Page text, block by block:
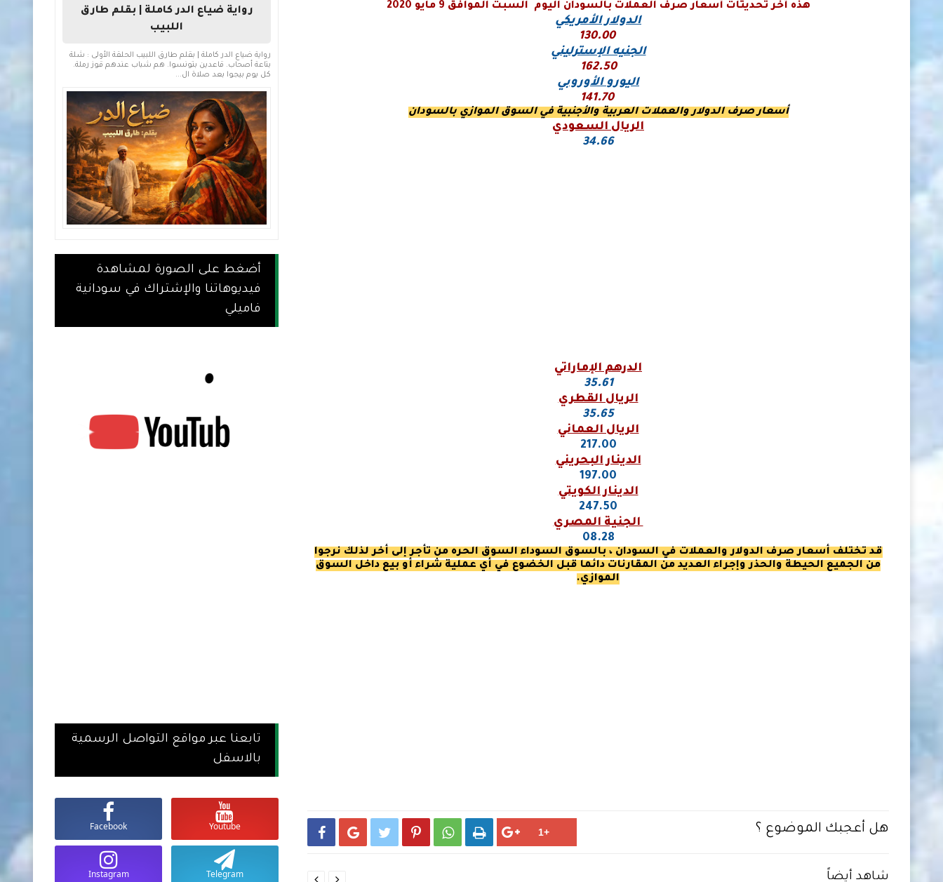
هذه أخر تحديثات أسعار صرف العملات بالسودان اليوم السبت الموافق 9 مايو
الدولار الأمريكي
130.00
الجنيه الإسترليني
162.50
اليوروالأوروبي
141.70
أسعار صرف الدولار والعملات العربية والأجنبية في السوق الموازي بالسودان
الريال السعودي
34.66
الدرهم الإماراتي
35.61
الريال القطري
35.65
الريال العماني
217.00
الدينار البحريني
197.00
الدينار الكويتي
247.50
الجنية المصري
08.28
قد تختلف أسعار صرف الدولار والعملات في السودان ، بالسوق السوداء السوق الحره من تأجر إلى أخر لذلك نرجوا
من الجميع الحيطة والحذر وإجراء العديد من المقارنات دائما قبل الخضوع في أي عملية شراء أو بيع داخل السوق
الموازي.
هل أعجبك الموضوع ؟      
شاهد أيضاً 

رواية ضياع الدر كاملة | بقلم طارق
اللبيب
رواية ضياع الدر كاملة | بقلم طارق اللبيب الحلقة الأولى : شلة
بتاعة أصحاب. قاعدين بتونسوا. هم شباب عندهم قوز رملة.
كل يوم بيجوا بعد صلاة ال...
أضغط على الصورة لمشاهدة
فيديوهاتنا والإشتراك في سودانية
فاميلي
تابعنا عبر مواقع التواصل الرسمية
بالاسفل
Youtube
Facebook
Telegram
Instagram